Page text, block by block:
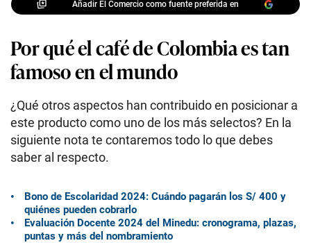
Añadir El Comercio como fuente preferida en
Por qué el café de Colombia es tan
famoso en el mundo
¿Qué otros aspectos han contribuido en posicionar a
este producto como uno de los más selectos? En la
siguiente nota te contaremos todo lo que debes
saber al respecto.
Bono de Escolaridad 2024: Cuándo pagarán los S/ 400 y
quiénes pueden cobrarlo
Evaluación Docente 2024 del Minedu: cronograma, plazas,
puntas y más del nombramiento